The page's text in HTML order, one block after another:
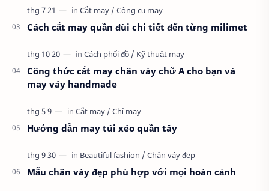
Cách cắt may quần đùi chi tiết đến từng milimet
Công thức cắt may chân váy chữ A cho bạn và
may váy handmade
Hướng dẫn may túi xéo quần tây
Mẫu chân váy đẹp phù hợp với mọi hoàn cảnh